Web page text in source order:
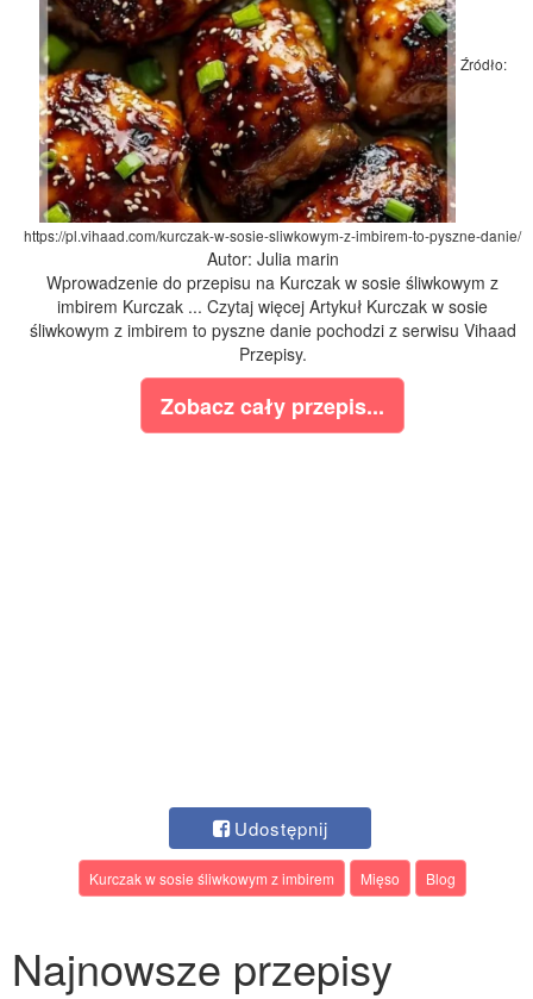
Źródło:
https://pl.vihaad.com/kurczak-w-sosie-sliwkowym-z-imbirem-to-pyszne-danie/
Autor: Julia marin
Wprowadzenie do przepisu na Kurczak w sosie śliwkowym z
imbirem Kurczak ... Czytaj więcej Artykuł Kurczak w sosie
śliwkowym z imbirem to pyszne danie pochodzi z serwisu Vihaad
Przepisy.
Zobacz cały przepis...
Udostępnij
Kurczak w sosie śliwkowym z imbirem Mięso Blog
Najnowsze przepisy